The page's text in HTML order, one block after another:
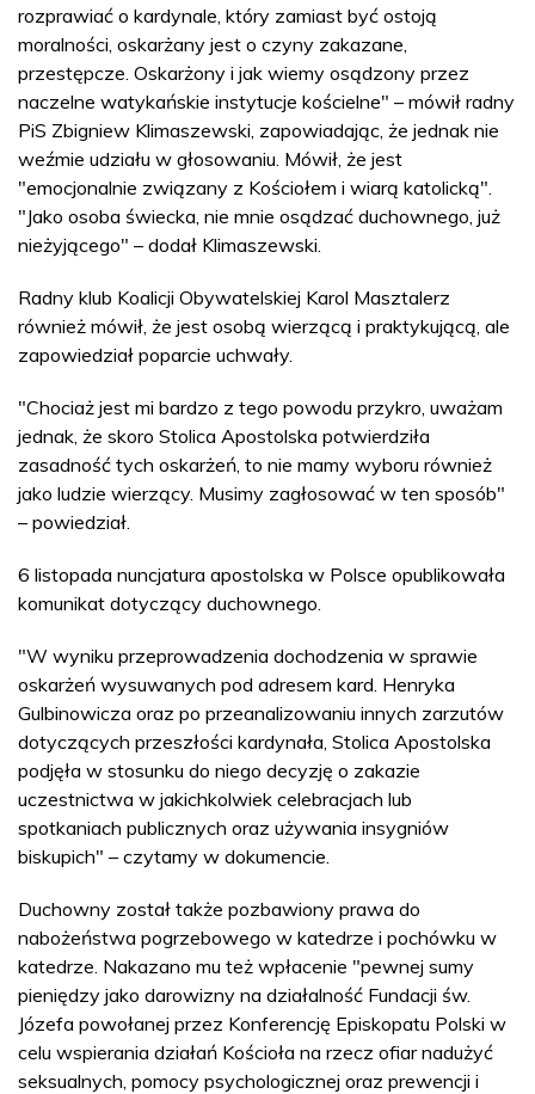
rozprawiać o kardynale, który zamiast być ostoją
moralności, oskarżany jest o czyny zakazane,
przestępcze. Oskarżony i jak wiemy osądzony przez
naczelne watykańskie instytucje kościelne" – mówił radny
PiS Zbigniew Klimaszewski, zapowiadając, że jednak nie
weźmie udziału w głosowaniu. Mówił, że jest
"emocjonalnie związany z Kościołem i wiarą katolicką".
"Jako osoba świecka, nie mnie osądzać duchownego, już
nieżyjącego" – dodał Klimaszewski.
Radny klub Koalicji Obywatelskiej Karol Masztalerz
również mówił, że jest osobą wierzącą i praktykującą, ale
zapowiedział poparcie uchwały.
"Chociaż jest mi bardzo z tego powodu przykro, uważam
jednak, że skoro Stolica Apostolska potwierdziła
zasadność tych oskarżeń, to nie mamy wyboru również
jako ludzie wierzący. Musimy zagłosować w ten sposób"
– powiedział.
6 listopada nuncjatura apostolska w Polsce opublikowała
komunikat dotyczący duchownego.
"W wyniku przeprowadzenia dochodzenia w sprawie
oskarżeń wysuwanych pod adresem kard. Henryka
Gulbinowicza oraz po przeanalizowaniu innych zarzutów
dotyczących przeszłości kardynała, Stolica Apostolska
podjęła w stosunku do niego decyzję o zakazie
uczestnictwa w jakichkolwiek celebracjach lub
spotkaniach publicznych oraz używania insygniów
biskupich" – czytamy w dokumencie.
Duchowny został także pozbawiony prawa do
nabożeństwa pogrzebowego w katedrze i pochówku w
katedrze. Nakazano mu też wpłacenie "pewnej sumy
pieniędzy jako darowizny na działalność Fundacji św.
Józefa powołanej przez Konferencję Episkopatu Polski w
celu wspierania działań Kościoła na rzecz ofiar nadużyć
seksualnych, pomocy psychologicznej oraz prewencji i